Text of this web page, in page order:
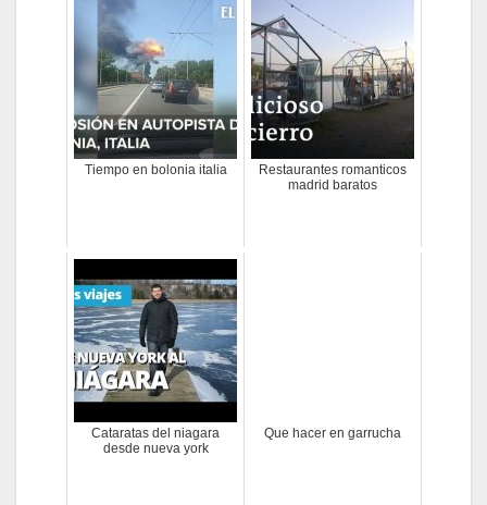
Tiempo en bolonia italia
Restaurantes romanticos
madrid baratos
Cataratas del niagara
desde nueva york
Que hacer en garrucha